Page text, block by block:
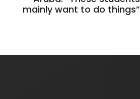
mainly want to do things”